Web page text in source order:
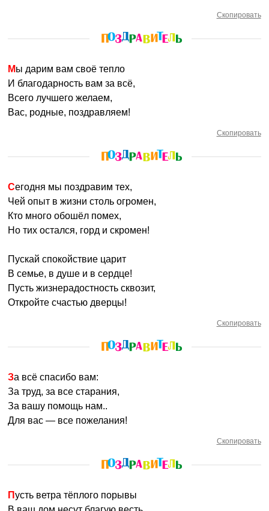
Скопировать
Мы дарим вам своё тепло
И благодарность вам за всё,
Всего лучшего желаем,
Вас, родные, поздравляем!
Скопировать
Сегодня мы поздравим тех,
Чей опыт в жизни столь огромен,
Кто много обошёл помех,
Но тих остался, горд и скромен!
Пускай спокойствие царит
В семье, в душе и в сердце!
Пусть жизнерадостность сквозит,
Откройте счастью дверцы!
Скопировать
За всё спасибо вам:
За труд, за все старания,
За вашу помощь нам..
Для вас — все пожелания!
Скопировать
Пусть ветра тёплого порывы